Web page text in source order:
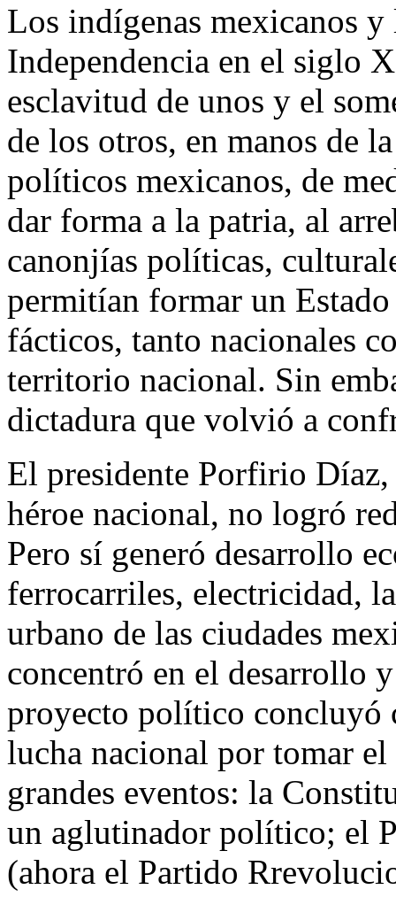
Los indígenas mexicanos
Independencia en el siglo
esclavitud de unos y el
de los otros, en manos de
políticos mexicanos, de
dar forma a la patria, al
canonjías políticas,
permitían formar un
fácticos, tanto nacionales
territorio nacional. Sin
dictadura que volvió a
El presidente Porfirio
héroe nacional, no logró
Pero sí generó desarrollo
ferrocarriles, electricidad,
urbano de las ciudades
concentró en el desarrollo
proyecto político
lucha nacional por tomar
grandes eventos: la
un aglutinador político; el
(ahora el Partido